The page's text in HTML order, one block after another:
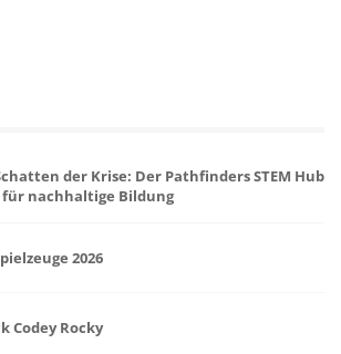
der Krise: Der Pathfinders STEM Hub
nachhaltige Bildung
2026
Codey Rocky